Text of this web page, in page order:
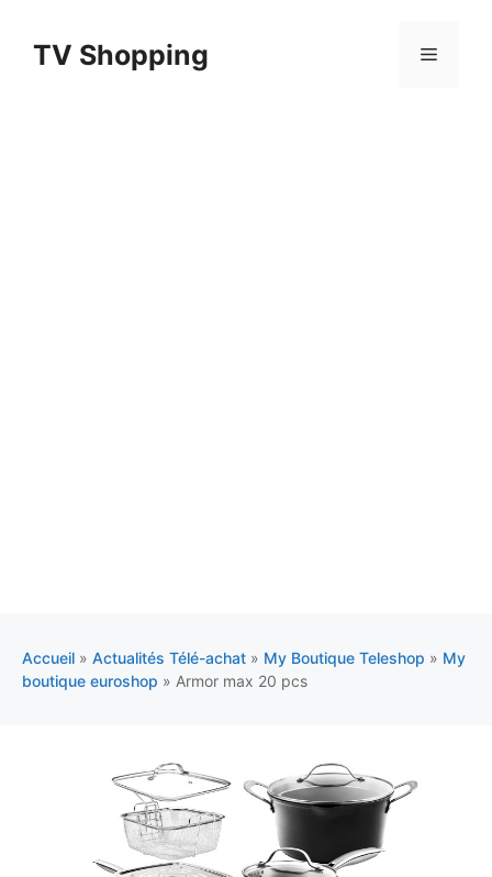
contenuTV Shopping Menu
Accueil » Actualités Télé-achat » My Boutique Teleshop » My
boutique euroshop » Armor max 20 pcs